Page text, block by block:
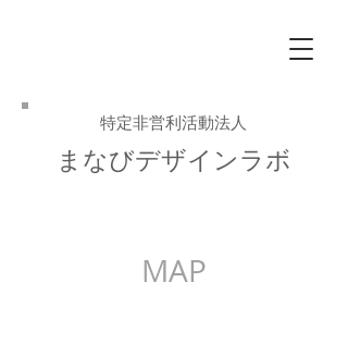
特定非営利活動法人
まなびデザインラボ
MAP